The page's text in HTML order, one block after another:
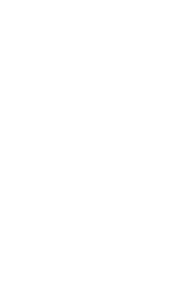
comment se déroule
:
de l'historique
à un
écologique si applicable.